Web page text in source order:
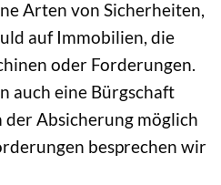
Arten von Sicherheiten,
auf Immobilien, die
oder Forderungen.
auch eine Bürgschaft
Absicherung möglich
besprechen wir